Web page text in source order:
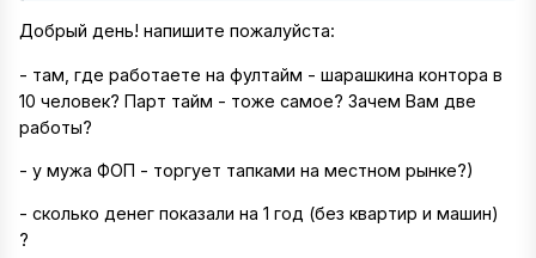
Добрый день! напишите пожалуйста:
- там, где работаете на фултайм - шарашкина контора в
10 человек? Парт тайм - тоже самое? Зачем Вам две
работы?
- у мужа ФОП - торгует тапками на местном рынке?)
- сколько денег показали на 1 год (без квартир и машин)
?